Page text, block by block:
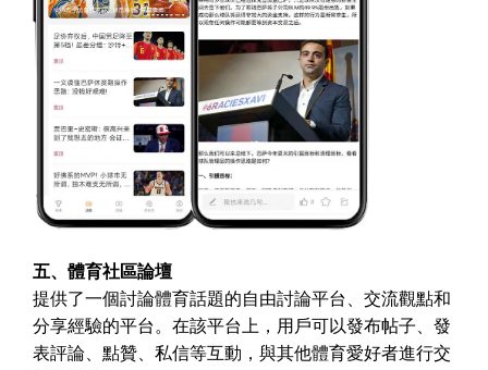
五、體育社區論壇
提供了一個討論體育話題的自由討論平台、交流觀點和
分享經驗的平台。在該平台上，用戶可以發布帖子、發
表評論、點贊、私信等互動，與其他體育愛好者進行交